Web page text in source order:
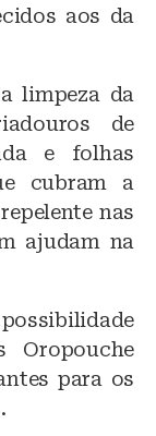
aos da
limpeza da
de
e folhas
cubram a
nas
ajudam na
para os